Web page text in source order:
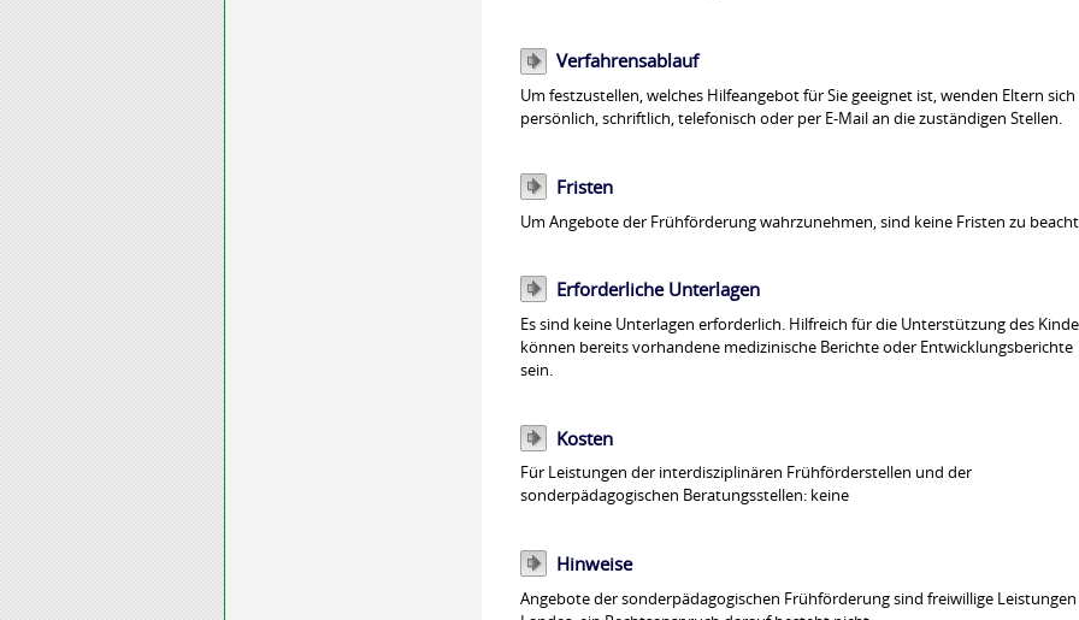
Verfahrensablauf
Um festzustellen, welches Hilfeangebot für Sie geeignet ist, wenden Eltern sich
persönlich, schriftlich, telefonisch oder per E-Mail an die zuständigen Stellen.
Fristen
Um Angebote der Frühförderung wahrzunehmen, sind keine Fristen zu
Erforderliche Unterlagen
Es sind keine Unterlagen erforderlich. Hilfreich für die Unterstützung des
können bereits vorhandene medizinische Berichte oder Entwicklungsberichte
sein.
Kosten
Für Leistungen der interdisziplinären Frühförderstellen und der
sonderpädagogischen Beratungsstellen: keine
Hinweise
Angebote der sonderpädagogischen Frühförderung sind freiwillige Leistungen